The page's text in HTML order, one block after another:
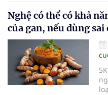
Nghệ có thể có khả
của gan, nếu dùng sai